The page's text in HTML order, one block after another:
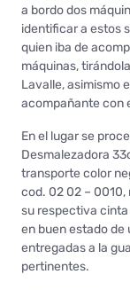
a bordo dos
identificar a estos
quien iba de
máquinas,
Lavalle, asimismo
acompañante con
En el lugar se
Desmalezadora
transporte color
cod. 02 02 – 0010,
su respectiva cinta
en buen estado
entregadas a la
pertinentes.